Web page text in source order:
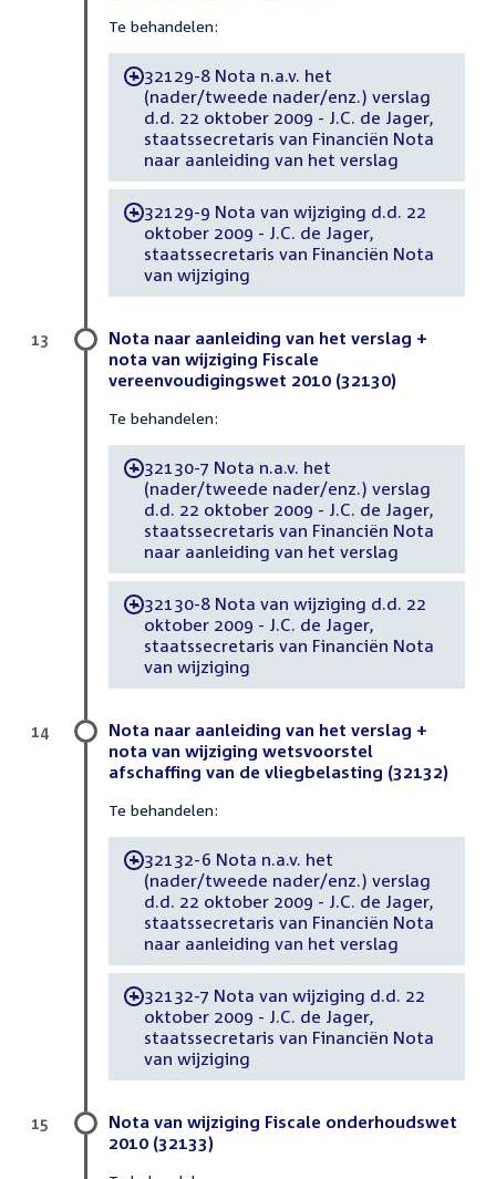
Te behandelen:
-32129-8 Nota n.a.v. het
(nader/tweede nader/enz.) verslag
d.d. 22 oktober 2009 - J.C. de Jager,
staatssecretaris van Financiën Nota
naar aanleiding van het verslag
-32129-9 Nota van wijziging d.d. 22
oktober 2009 - J.C. de Jager,
staatssecretaris van Financiën Nota
van wijziging
Nota naar aanleiding van het verslag +
nota van wijziging Fiscale
vereenvoudigingswet 2010 (32130)
Te behandelen:
-32130-7 Nota n.a.v. het
(nader/tweede nader/enz.) verslag
d.d. 22 oktober 2009 - J.C. de Jager,
staatssecretaris van Financiën Nota
naar aanleiding van het verslag
-32130-8 Nota van wijziging d.d. 22
oktober 2009 - J.C. de Jager,
staatssecretaris van Financiën Nota
van wijziging
13
Nota naar aanleiding van het verslag +
nota van wijziging wetsvoorstel
afschaffing van de vliegbelasting (32132)
Te behandelen:
-32132-6 Nota n.a.v. het
(nader/tweede nader/enz.) verslag
d.d. 22 oktober 2009 - J.C. de Jager,
staatssecretaris van Financiën Nota
naar aanleiding van het verslag
-32132-7 Nota van wijziging d.d. 22
oktober 2009 - J.C. de Jager,
staatssecretaris van Financiën Nota
van wijziging
14
Nota van wijziging Fiscale onderhoudswet
2010 (32133)
15